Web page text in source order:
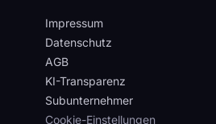
Impressum
Datenschutz
AGB
KI-Transparenz
Subunternehmer
Cookie-Einstellungen